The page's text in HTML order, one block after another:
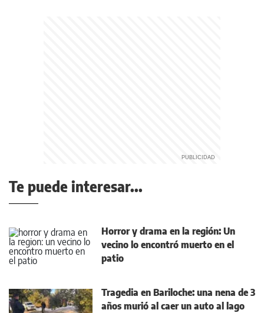
Te puede interesar...
Horror y drama en la región: Un
vecino lo encontró muerto en el
patio
Tragedia en Bariloche: una nena de 3
años murió al caer un auto al lago